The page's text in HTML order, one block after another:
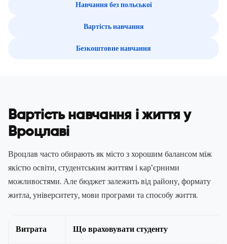
Навчання без польської
Вартість навчання
Безкоштовне навчання
Вартість навчання і життя у
Вроцлаві
Вроцлав часто обирають як місто з хорошим балансом між
якістю освіти, студентським життям і кар’єрними
можливостями. Але бюджет залежить від району, формату
житла, університету, мови програми та способу життя.
Витрата Що враховувати студенту